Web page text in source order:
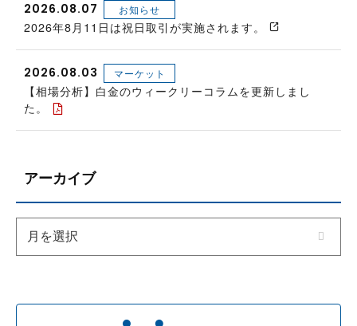
2026.08.07 お知らせ
2026年8月11日は祝日取引が実施されます。
2026.08.03 マーケット
【相場分析】白金のウィークリーコラムを更新しまし
た。
アーカイブ